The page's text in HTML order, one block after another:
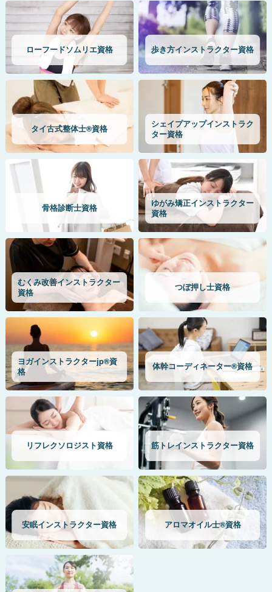
ローフードソムリエ資格 歩き方インストラクター資格
タイ古式整体士®資格
シェイプアップインストラク
ター資格
骨格診断士資格
ゆがみ矯正インストラクター
資格
むくみ改善インストラクター
資格
つぼ押し士資格
ヨガインストラクターjp®資
格
体幹コーディネーター®資格
リフレクソロジスト資格 筋トレインストラクター資格
安眠インストラクター資格 アロマオイル士®資格